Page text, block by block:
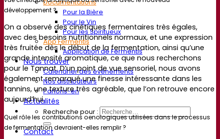
Documentations
Pour la Bière
Pour le Vin
Pour les Spiritueux
App Fermentis
Application de Fermentis
Nous trouver
Calendrier des événements
Nos distributeurs
Parlons-en
Actualités
Recherche pour :
Contact
développement ?
On a observé des cinétiques fermentaires très égales,
avec des besoins nutritionnels normaux, et une expression
très fruitée dès le début de la fermentation, ainsi qu’une
grande intensité aromatique, ce que nous recherchons
pour le Tannat. D’un point de vue sensoriel, nous avons
également remarqué une finesse intéressante dans les
tannins, une texture très agréable, que l’on retrouve encore
aujourd’hui.
Quel rôle les contributions oenologiques utilisées dans le processus
de fermentation devraient-elles remplir ?